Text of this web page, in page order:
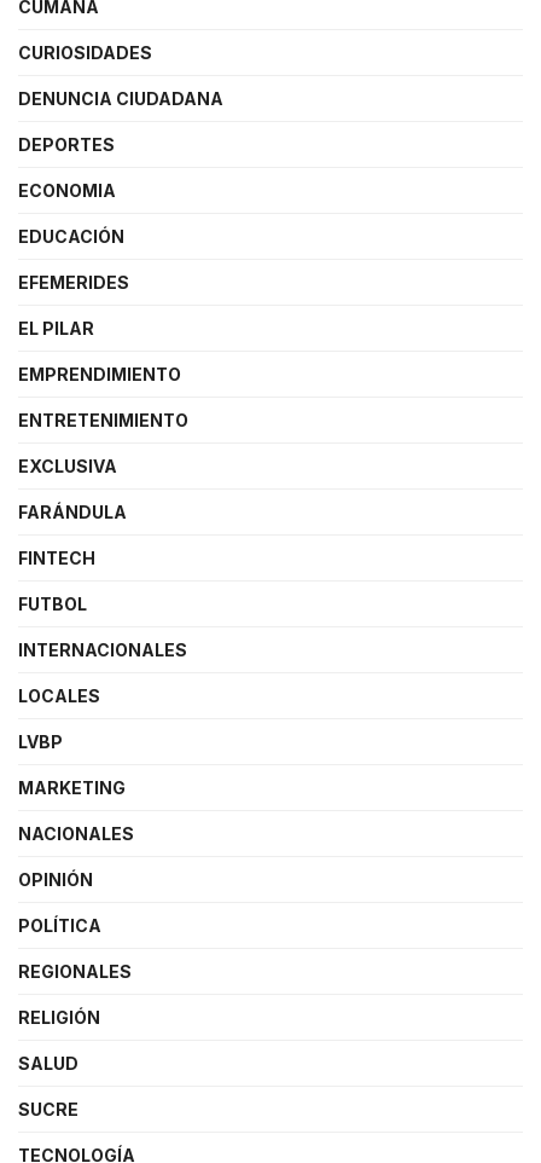
CUMANÁ
CURIOSIDADES
DENUNCIA CIUDADANA
DEPORTES
ECONOMIA
EDUCACIÓN
EFEMERIDES
EL PILAR
EMPRENDIMIENTO
ENTRETENIMIENTO
EXCLUSIVA
FARÁNDULA
FINTECH
FUTBOL
INTERNACIONALES
LOCALES
LVBP
MARKETING
NACIONALES
OPINIÓN
POLÍTICA
REGIONALES
RELIGIÓN
SALUD
SUCRE
TECNOLOGÍA